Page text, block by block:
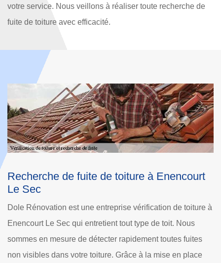
votre service. Nous veillons à réaliser toute recherche de
fuite de toiture avec efficacité.
à
Entreprise vérification de toiture pour tout
Enencourt Le Sec et ses environs
Si votre toiture présente des risques de dommages ou de
dégâts, Dole Rénovation propose de réaliser une
vérification de votre toiture. Couvreur vérification de toiture
à Enencourt Le Sec, notre entreprise présente des